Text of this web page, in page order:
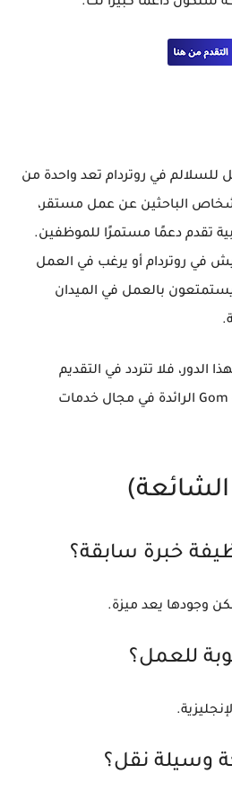
في روتردام تعد واحدة من
الباحثين عن عمل مستقر،
تقدم دعمًا مستمرًا للموظفين.
في روتردام أو يرغب في العمل
بالعمل في الميدان
الدور، فلا تتردد في التقديم
والانضمام إلى فريق شركة Gom الرائدة في مجال خدمات
وجودها يعد ميزة.